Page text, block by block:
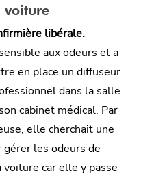
voiture
libérale.
aux odeurs et a
en place un diffuseur
dans la salle
cabinet médical. Par
elle cherchait une
les odeurs de
voiture car elle y passe